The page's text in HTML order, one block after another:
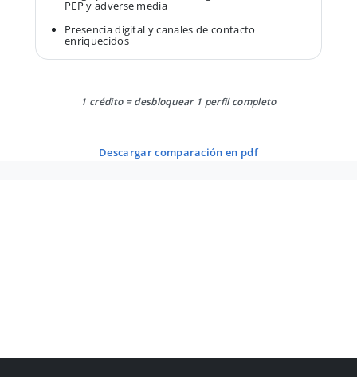
PEP y adverse media
Presencia digital y canales de contacto
enriquecidos
1 crédito = desbloquear 1 perfil completo
descargar comparación en pdf